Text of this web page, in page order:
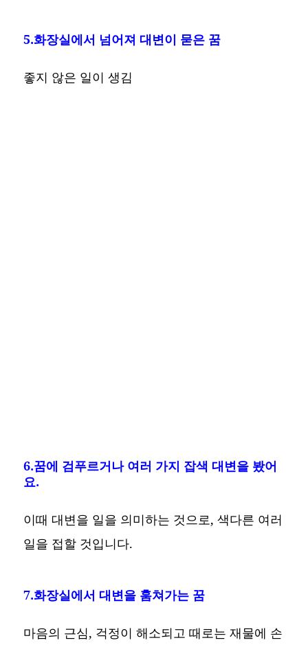
5.화장실에서 넘어져 대변이 묻은 꿈
좋지 않은 일이 생김
6.꿈에 검푸르거나 여러 가지 잡색 대변을 봤어
요.
이때 대변을 일을 의미하는 것으로, 색다른 여러
일을 접할 것입니다.
7.화장실에서 대변을 훔쳐가는 꿈
마음의 근심, 걱정이 해소되고 때로는 재물에 손